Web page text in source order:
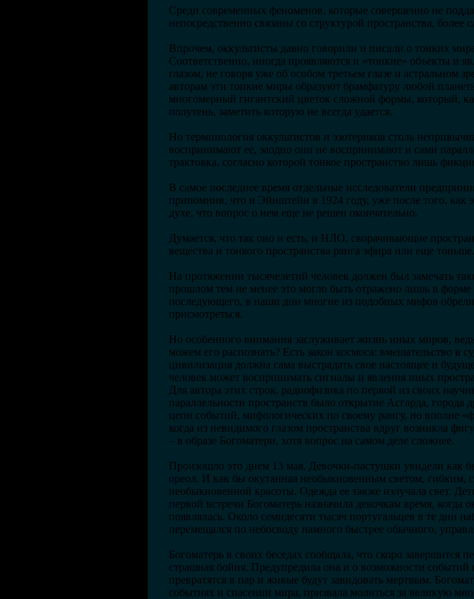
Среди современных феноменов, которые совершенно не
непосредственно связаны со структурой пространства,
Впрочем, оккультисты давно говорили и писали о тонких
Соответственно, иногда проявляются и «тонкие» объекты и
глазом, не говоря уже об особом третьем глазе и астральном
авторам эти тонкие миры образуют брамфатуру любой
многомерный гигантский цветок сложной формы, который,
полутень, заметить которую не всегда удается.
Но терминология оккультистов и эзотериков столь
воспринимают ее, заодно они не воспринимают и сами
трактовка, согласно которой тонкое пространство лишь
В самое последнее время отдельные исследователи
припомнив, что и Эйнштейн в 1924 году, уже после того, как
духе, что вопрос о нем еще не решен окончательно.
Думается, что так оно и есть, и НЛО, сворачивающие
вещества и тонкого пространства ранга эфира или еще тоньше.
На протяжении тысячелетий человек должен был замечать
прошлом тем не менее это могло быть отражено лишь в
последующего, в наши дни многие из подобных мифов
присмотреться.
Но особенного внимания заслуживает жизнь иных миров,
можем его распознать? Есть закон космоса: вмешательство в
цивилизация должна сама выстрадать свое настоящее и
человек может воспринимать сигналы и явления иных
Для автора этих строк, радиофизика по первой из своих
параллельности пространств было открытие Асгарда,
цепи событий, мифологических по своему рангу, но вполне
когда из невидимого глазом пространства вдруг возникла
– в образе Богоматери, хотя вопрос на самом деле сложнее.
Произошло это днем 13 мая. Девочки-пастушки увидели как
ореол. И как бы окутанная необыкновенным светом, гибким,
необыкновенной красоты. Одежда ее также излучала свет.
первой встречи Богоматерь назначила девочкам время,
появлялась. Около семидесяти тысяч португальцев в те дни
перемещался по небосводу намного быстрее обычного,
Богоматерь в своих беседах сообщала, что скоро завершится
страшная бойня. Предупредила она и о возможности событий
превратятся в пар и живые будут завидовать мертвым.
событиях и спасении мира, призвала молиться за великую